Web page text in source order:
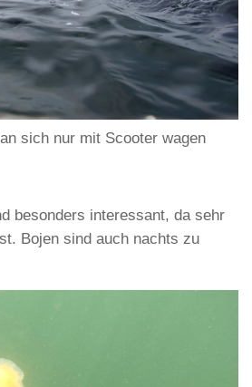
sich nur mit Scooter wagen
besonders interessant, da sehr
Bojen sind auch nachts zu